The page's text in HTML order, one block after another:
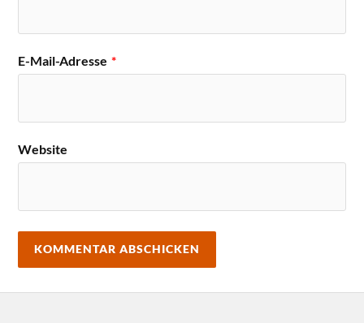
E-Mail-Adresse *
Website